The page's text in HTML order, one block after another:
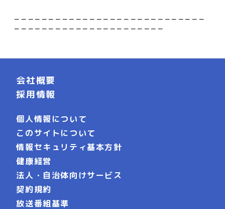
－－－－－－－－－－－－－－－－－－－－－－－－－－－－
－－－－－－－－－－－－－－－－－－－－－－
会社概要
採用情報
個人情報について
このサイトについて
情報セキュリティ基本方針
健康経営
法人・自治体向けサービス
契約規約
放送番組基準